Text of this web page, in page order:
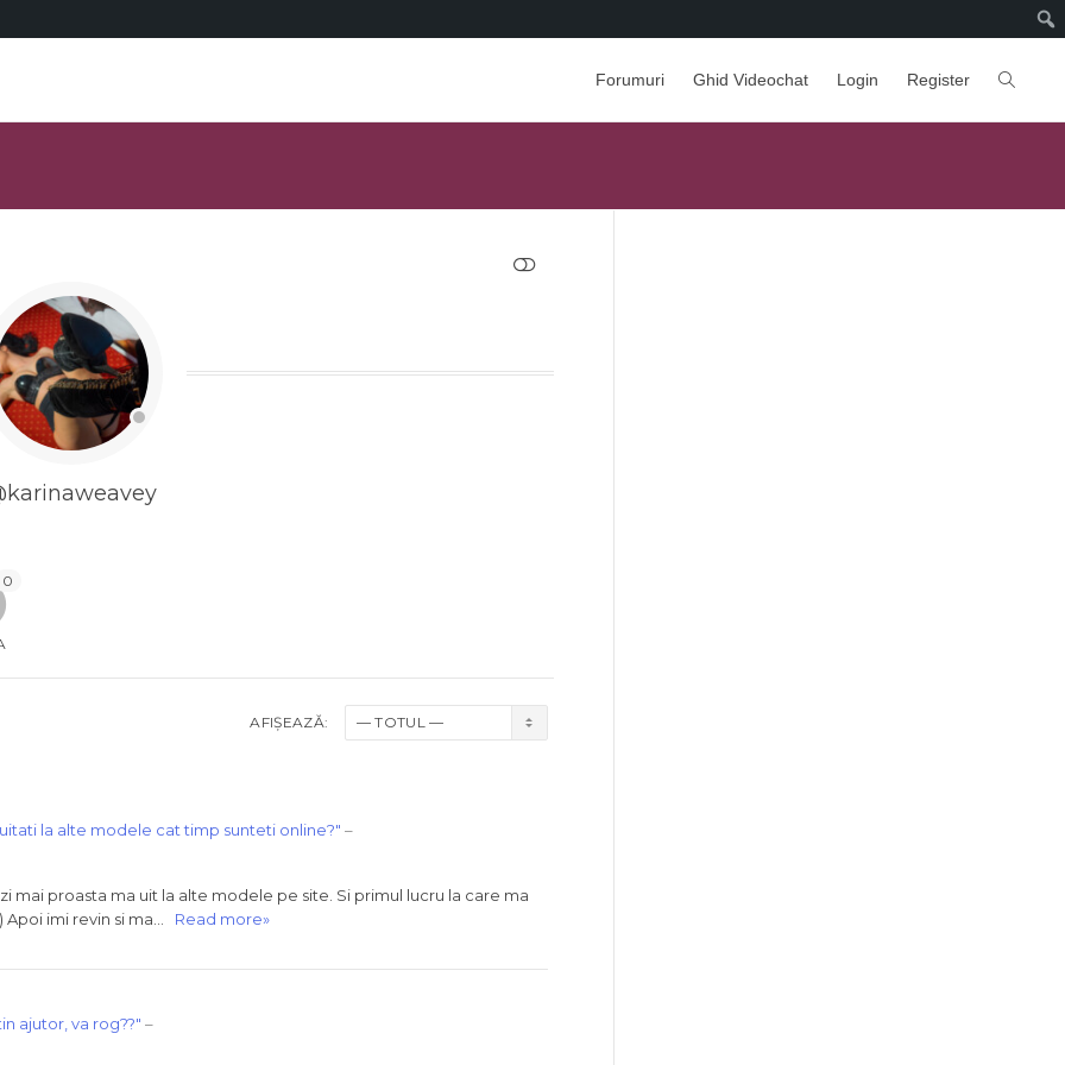
Forumuri Ghid Videochat Login Register
0
AFIȘEAZĂ:
uitati la alte modele cat timp sunteti online?" –
mai proasta ma uit la alte modele pe site. Si primul lucru la care ma
Apoi imi revin si ma… Read more»
ajutor, va rog??" –